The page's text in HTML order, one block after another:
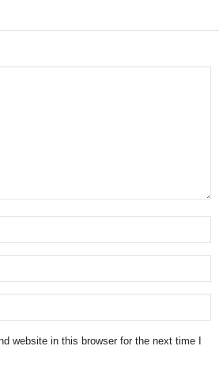
website in this browser for the next time I